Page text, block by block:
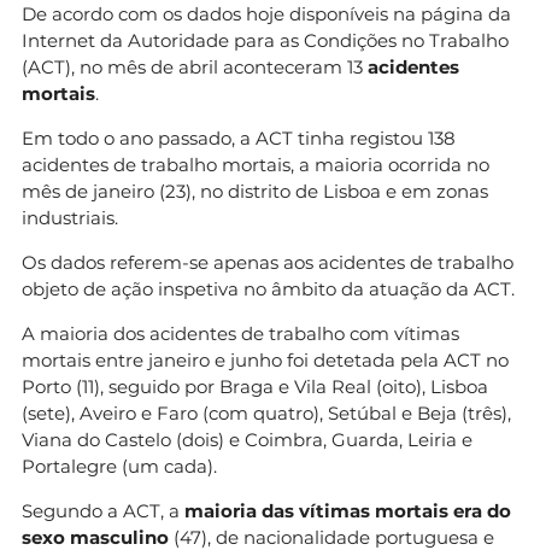
De acordo com os dados hoje disponíveis na página da
Internet da Autoridade para as Condições no Trabalho
(ACT), no mês de abril aconteceram 13 acidentes
mortais.
Em todo o ano passado, a ACT tinha registou 138
acidentes de trabalho mortais, a maioria ocorrida no
mês de janeiro (23), no distrito de Lisboa e em zonas
industriais.
Os dados referem-se apenas aos acidentes de trabalho
objeto de ação inspetiva no âmbito da atuação da ACT.
A maioria dos acidentes de trabalho com vítimas
mortais entre janeiro e junho foi detetada pela ACT no
Porto (11), seguido por Braga e Vila Real (oito), Lisboa
(sete), Aveiro e Faro (com quatro), Setúbal e Beja (três),
Viana do Castelo (dois) e Coimbra, Guarda, Leiria e
Portalegre (um cada).
Segundo a ACT, a maioria das vítimas mortais era do
sexo masculino (47), de nacionalidade portuguesa e